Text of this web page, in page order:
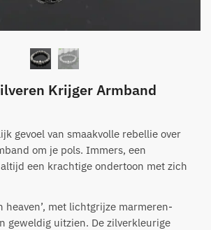
Krijger Armband
gevoel van smaakvolle rebellie over
om je pols. Immers, een
een krachtige ondertoon met zich
heaven’, met lichtgrijze marmeren-
geweldig uitzien. De zilverkleurige